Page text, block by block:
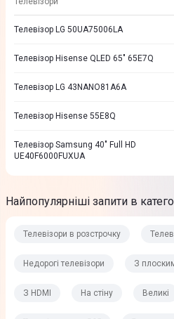
Телевізор LG 50UA75006LA
Телевізор Hisense QLED 65" 65E7Q
Телевізор LG 43NANO81A6A
Телевізор Hisense 55E8Q
Телевізор Samsung 40" Full HD
UE40F6000FUXUA
Найпопулярніші запити в
Телевізори в розстрочку
Недорогі телевізори З
З HDMI На стіну Великі